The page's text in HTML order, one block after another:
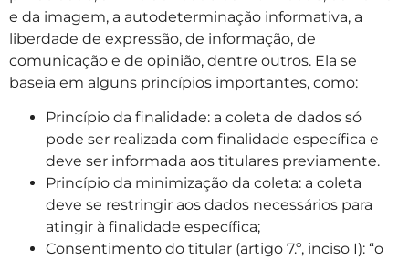
e da imagem, a autodeterminação informativa, a
liberdade de expressão, de informação, de
comunicação e de opinião, dentre outros. Ela se
baseia em alguns princípios importantes, como:
Princípio da finalidade: a coleta de dados só
pode ser realizada com finalidade específica e
deve ser informada aos titulares previamente.
Princípio da minimização da coleta: a coleta
deve se restringir aos dados necessários para
atingir à finalidade específica;
Consentimento do titular (artigo 7.º, inciso I): “o